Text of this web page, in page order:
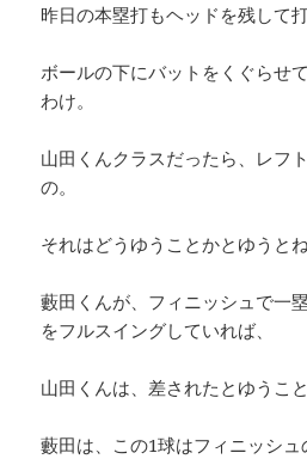
昨日の本塁打もヘッドを残して
ボールの下にバットをくぐらせ
わけ。
山田くんクラスだったら、レフ
の。
それはどうゆうことかとゆうとね
藪田くんが、フィニッシュで一
をフルスイングしていれば、
山田くんは、差されたとゆうこと
藪田は、この1球はフィニッシ